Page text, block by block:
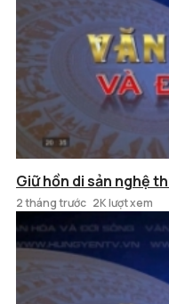
Giữ hồn di sản nghệ
2 tháng trước 2K lượt xem